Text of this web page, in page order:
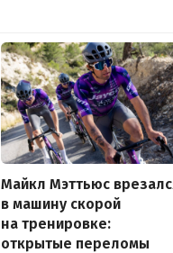
Майкл Мэттьюс
в машину скорой
на тренировке:
открытые переломы